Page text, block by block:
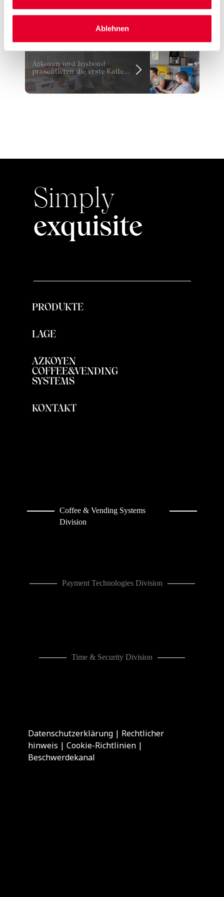
Ablehnen
Azkoyen und Irisbond
präsentieren die erste Kaffe...
Simply
exquisite
PRODUKTE
LAGE
AZKOYEN
COFFEE&VENDING
SYSTEMS
KONTAKT
Coffee & Vending Systems
Division
Payment Technologies Division
Time & Security Division
Datenschutzerklärung | Rechtlicher
hinweis |Cookie-Richtlinien |
Beschwerdekanal